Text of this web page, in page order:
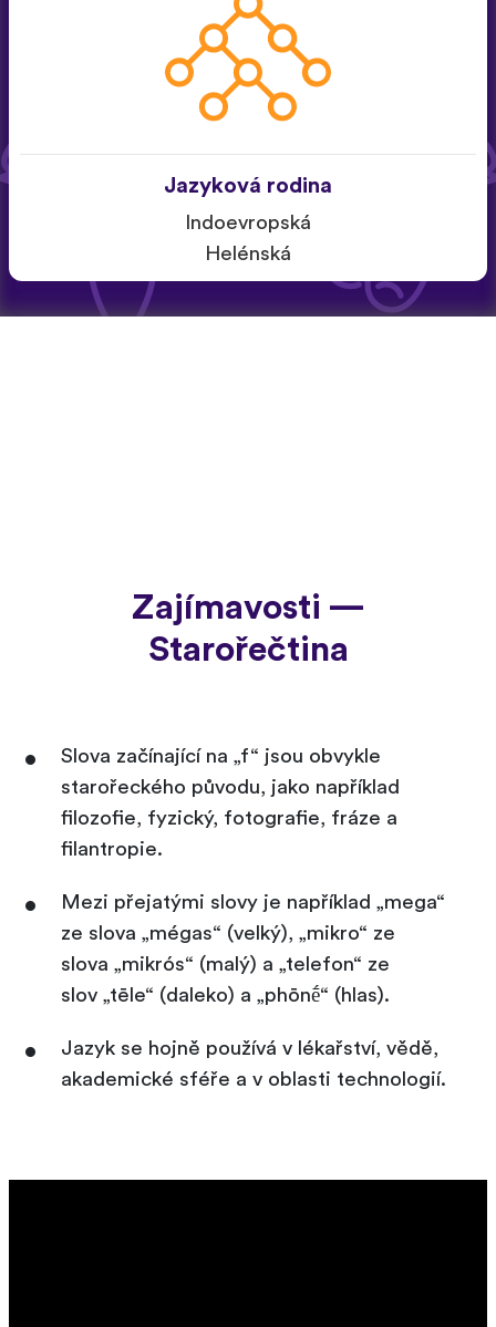
Jazyková rodina
Indoevropská
Helénská
Zajímavosti —
Starořečtina
Slova začínající na „f“ jsou obvykle
starořeckého původu, jako například
filozofie, fyzický, fotografie, fráze a
filantropie.
Mezi přejatými slovy je například „mega“
ze slova „mégas“ (velký), „mikro“ ze
slova „mikrós“ (malý) a „telefon“ ze
slov „tēle“ (daleko) a „phōnḗ“ (hlas).
Jazyk se hojně používá v lékařství, vědě,
akademické sféře a v oblasti technologií.